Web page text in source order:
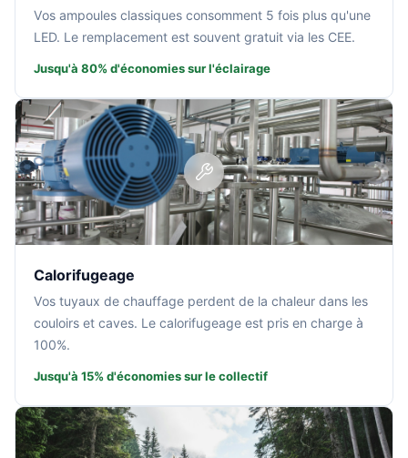
Vos ampoules classiques consomment 5 fois plus qu'une
LED. Le remplacement est souvent gratuit via les CEE.
Jusqu'à 80% d'économies sur l'éclairage
Calorifugeage
Vos tuyaux de chauffage perdent de la chaleur dans les
couloirs et caves. Le calorifugeage est pris en charge à
100%.
Jusqu'à 15% d'économies sur le collectif